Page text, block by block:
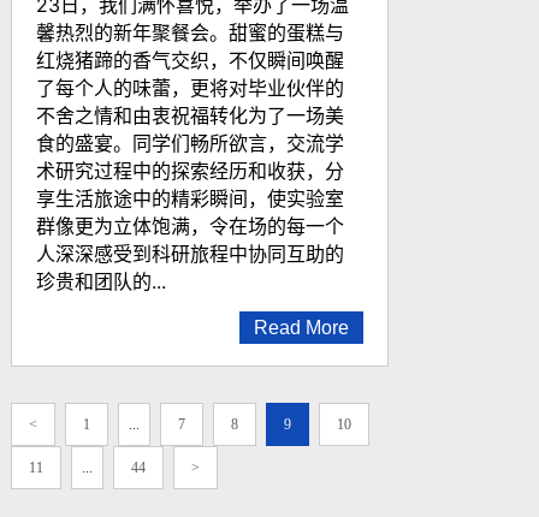
23日，我们满怀喜悦，举办了一场温
馨热烈的新年聚餐会。甜蜜的蛋糕与
红烧猪蹄的香气交织，不仅瞬间唤醒
了每个人的味蕾，更将对毕业伙伴的
不舍之情和由衷祝福转化为了一场美
食的盛宴。同学们畅所欲言，交流学
术研究过程中的探索经历和收获，分
享生活旅途中的精彩瞬间，使实验室
群像更为立体饱满，令在场的每一个
人深深感受到科研旅程中协同互助的
珍贵和团队的...
Read More
< 1 ... 7 8 9 10
11 ... 44 >